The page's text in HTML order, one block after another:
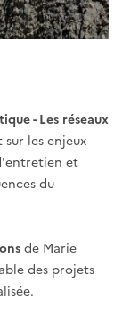
- Les réseaux
sur les enjeux
et
du
de Marie
des projets